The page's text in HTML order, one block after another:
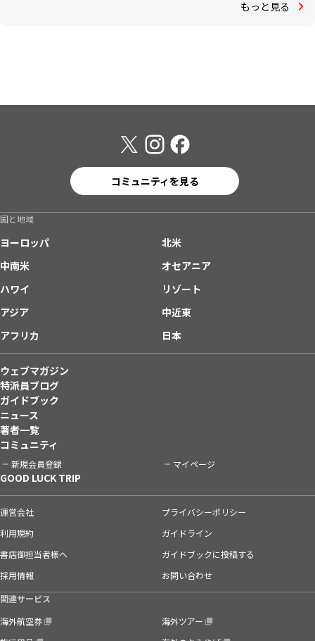
もっと見る
コミュニティを見る
国と地域
ヨーロッパ
北米
中南米
オセアニア
ハワイ
リゾート
アジア
中近東
アフリカ
日本
ウェブマガジン
特派員ブログ
ガイドブック
ニュース
著者一覧
コミュニティ
新規会員登録 マイページ
GOOD LUCK TRIP
運営会社
プライバシーポリシー
利用規約
ガイドライン
書店御担当者様へ
ガイドブックに投稿する
採用情報
お問い合わせ
関連サービス
海外航空券
海外ツアー